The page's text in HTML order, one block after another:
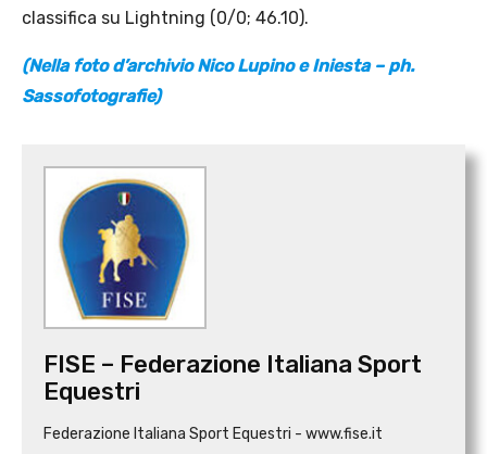
classifica su Lightning (0/0; 46.10).
(Nella foto d’archivio Nico Lupino e Iniesta – ph.
Sassofotografie)
FISE – Federazione Italiana Sport
Equestri
Federazione Italiana Sport Equestri - www.fise.it